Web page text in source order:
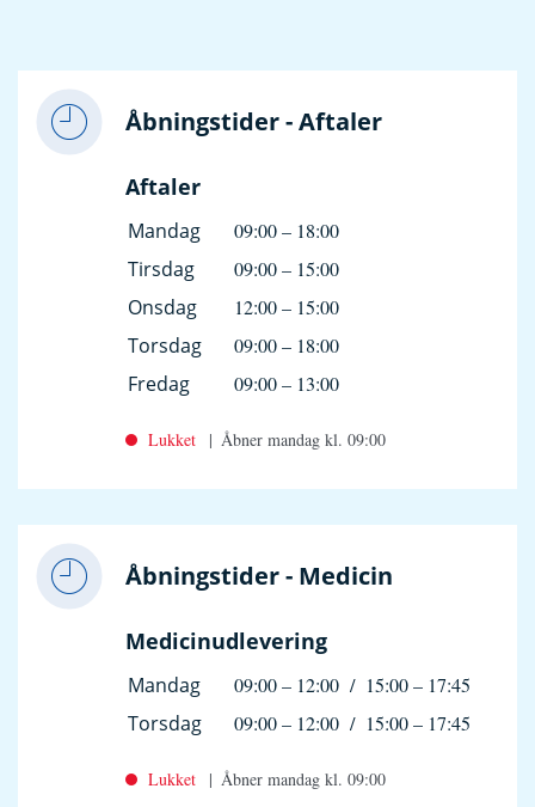
Åbningstider - Aftaler
Aftaler
Mandag 09:00– 18:00
Tirsdag 09:00– 15:00
Onsdag 12:00– 15:00
Torsdag 09:00– 18:00
Fredag 09:00– 13:00
Lukket Åbner mandag kl. 09:00
Åbningstider - Medicin
Medicinudlevering
Mandag 09:00– 12:00 / 15:00 – 17:45
Torsdag 09:00– 12:00 / 15:00 – 17:45
Lukket Åbner mandag kl. 09:00